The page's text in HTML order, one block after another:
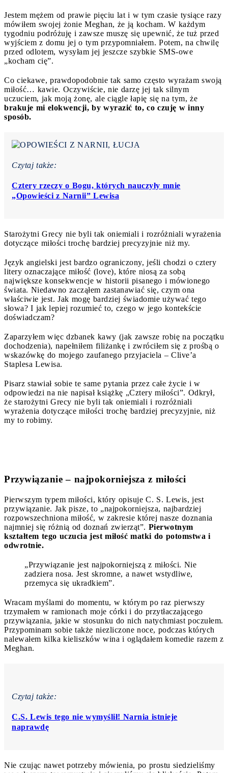
Jestem mężem od prawie pięciu lat i w tym czasie tysiące razy
mówiłem swojej żonie Meghan, że ją kocham. W każdym
tygodniu podróżuję i zawsze muszę się upewnić, że tuż przed
wyjściem z domu jej o tym przypomniałem. Potem, na chwilę
przed odlotem, wysyłam jej jeszcze szybkie SMS-owe
„kocham cię”.
Co ciekawe, prawdopodobnie tak samo często wyrażam swoją
miłość… kawie. Oczywiście, nie darzę jej tak silnym
uczuciem, jak moją żonę, ale ciągle łapię się na tym, że
brakuje mi elokwencji, by wyrazić to, co czuję w inny
sposób.
Czytaj także:
Cztery rzeczy o Bogu, których nauczyły mnie
„Opowieści z Narnii” Lewisa
Starożytni Grecy nie byli tak oniemiali i rozróżniali wyrażenia
dotyczące miłości trochę bardziej precyzyjnie niż my.
Język angielski jest bardzo ograniczony, jeśli chodzi o cztery
litery oznaczające miłość (love), które niosą za sobą
największe konsekwencje w historii pisanego i mówionego
świata. Niedawno zacząłem zastanawiać się, czym ona
właściwie jest. Jak mogę bardziej świadomie używać tego
słowa? I jak lepiej rozumieć to, czego w jego kontekście
doświadczam?
Zaparzyłem więc dzbanek kawy (jak zawsze robię na początku
dochodzenia), napełniłem filiżankę i zwróciłem się z prośbą o
wskazówkę do mojego zaufanego przyjaciela – Clive’a
Staplesa Lewisa.
Pisarz stawiał sobie te same pytania przez całe życie i w
odpowiedzi na nie napisał książkę „Cztery miłości”. Odkrył,
że starożytni Grecy nie byli tak oniemiali i rozróżniali
wyrażenia dotyczące miłości trochę bardziej precyzyjnie, niż
my to robimy.
Przywiązanie – najpokorniejsza z miłości
Pierwszym typem miłości, który opisuje C. S. Lewis, jest
przywiązanie. Jak pisze, to „najpokorniejsza, najbardziej
rozpowszechniona miłość, w zakresie której nasze doznania
najmniej się różnią od doznań zwierząt”. Pierwotnym
kształtem tego uczucia jest miłość matki do potomstwa i
odwrotnie.
„Przywiązanie jest najpokorniejszą z miłości. Nie
zadziera nosa. Jest skromne, a nawet wstydliwe,
przemyca się ukradkiem”.
Wracam myślami do momentu, w którym po raz pierwszy
trzymałem w ramionach moje córki i do przytłaczającego
przywiązania, jakie w stosunku do nich natychmiast poczułem.
Przypominam sobie także niezliczone noce, podczas których
nalewałem kilka kieliszków wina i oglądałem komedie razem z
Meghan.
Czytaj także:
C.S. Lewis tego nie wymyślił! Narnia istnieje
naprawdę
Nie czując nawet potrzeby mówienia, po prostu siedzieliśmy